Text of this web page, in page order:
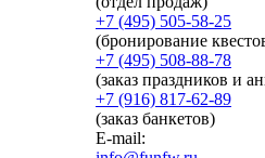
+7 (495) 505-58-25
(бронирование
+7 (495) 508-88-78
(заказ праздников и
+7 (916) 817-62-89
(заказ банкетов)
E-mail: